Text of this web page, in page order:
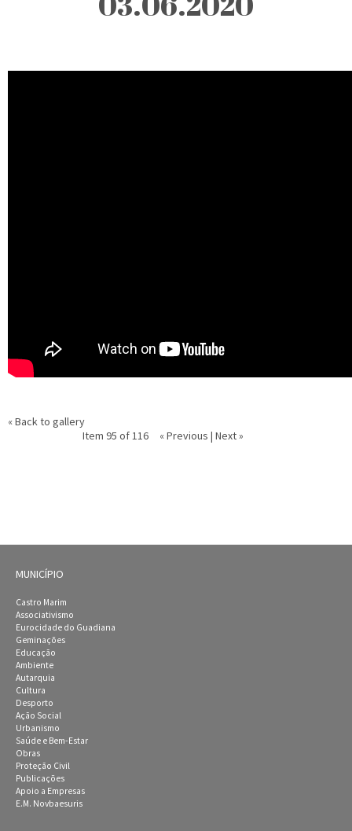
« Back to gallery
Item 95 of 116
« Previous | Next »
MUNICÍPIO
Castro Marim
Associativismo
Eurocidade do Guadiana
Geminações
Educação
Ambiente
Autarquia
Cultura
Desporto
Ação Social
Urbanismo
Saúde e Bem-Estar
Obras
Proteção Civil
Publicações
Apoio a Empresas
E.M. Novbaesuris